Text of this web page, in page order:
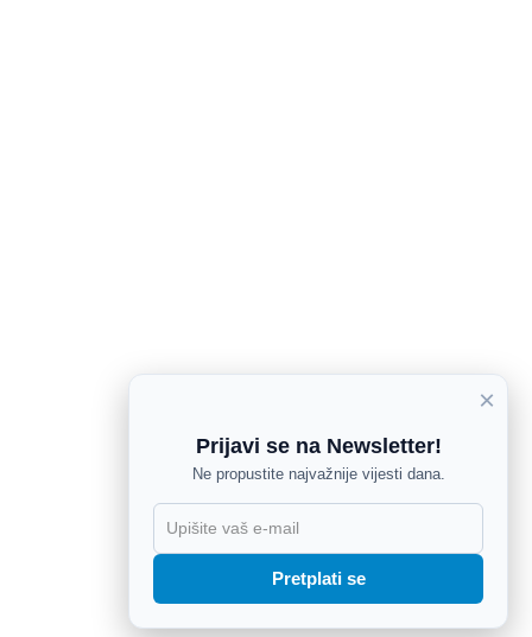
×
Prijavi se na Newsletter!
Ne propustite najvažnije vijesti dana.
Pretplati se